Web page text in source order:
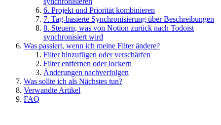
6. Projekt und Priorität kombinieren
7. Tag-basierte Synchronisierung über Beschreibungen
8. Steuern, was von Notion zurück nach Todoist
synchronisiert wird
Was passiert, wenn ich meine Filter ändere?
Filter hinzufügen oder verschärfen
Filter entfernen oder lockern
Änderungen nachverfolgen
Was sollte ich als Nächstes tun?
Verwandte Artikel
FAQ